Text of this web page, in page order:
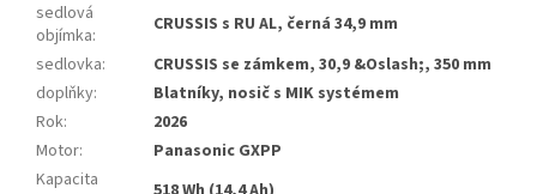
sedlová
objímka:
CRUSSIS s RU AL, černá 34,9 mm
sedlovka:
CRUSSIS se zámkem, 30,9 &Oslash;, 350 mm
doplňky:
Blatníky, nosič s MIK systémem
Rok:
2026
Motor:
Panasonic GXPP
Kapacita